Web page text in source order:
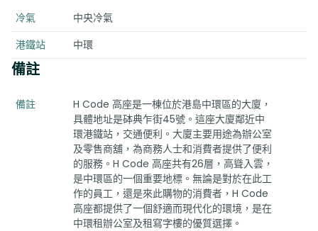
冷氣
中央冷氣
港鐵站
中環
備註
備註
H Code 高座是一棟位於港島中環區的大廈，
具體地址是砵典乍街45號。這座大廈鄰近中
環港鐵站，交通便利。大廈主要用途為辦公室
及零售商舖，為商務人士和消費者提供了便利
的服務。H Code 高座共有26層，高聳入雲，
是中環區的一個重要地標。無論是對於在此工
作的員工，還是來此購物的消費者，H Code
高座都提供了一個舒適而現代化的環境，是在
中環租辦公室及租寫字樓的優質選擇。